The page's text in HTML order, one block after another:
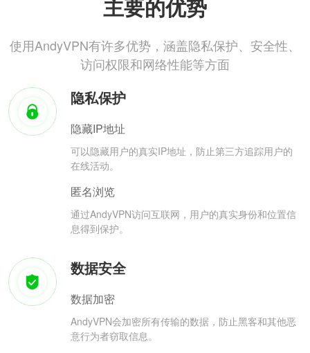
主要的优势
使用AndyVPN有许多优势，涵盖隐私保护、安全性、
访问权限和网络性能等方面
隐私保护
隐藏IP地址
可以隐藏用户的真实IP地址，防止第三方追踪用户的
在线活动。
匿名浏览
通过AndyVPN访问互联网，用户的真实身份和位置信
息得到保护。
数据安全
数据加密
AndyVPN会加密所有传输的数据，防止黑客和其他恶
意行为者窃取信息。